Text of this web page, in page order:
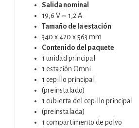
Salida nominal
19,6 V ⎓ 1,2 A
Tamaño de la estación
340 x 420 x 563 mm
Contenido del paquete
1 unidad principal
1 estación Omni
1 cepillo principal
(preinstalado)
1 cubierta del cepillo principal
(preinstalada)
1 compartimento de polvo